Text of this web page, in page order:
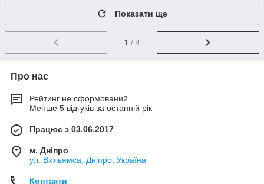
Показати ще
1 / 4
Про нас
Рейтинг не сформований
Менше 5 відгуків за останній рік
Працює з 03.06.2017
м. Дніпро
ул. Вильямса, Дніпро, Україна
Контакти